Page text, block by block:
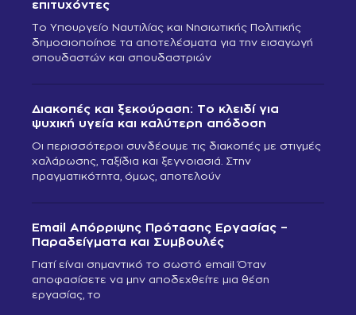
επιτυχόντες
Το Υπουργείο Ναυτιλίας και Νησιωτικής Πολιτικής
δημοσιοποίησε τα αποτελέσματα για την εισαγωγή
σπουδαστών και σπουδαστριών
Διακοπές και ξεκούραση: Το κλειδί για
ψυχική υγεία και καλύτερη απόδοση
Οι περισσότεροι συνδέουμε τις διακοπές με στιγμές
χαλάρωσης, ταξίδια και ξεγνοιασιά. Στην
πραγματικότητα, όμως, αποτελούν
Email Απόρριψης Πρότασης Εργασίας –
Παραδείγματα και Συμβουλές
Γιατί είναι σημαντικό το σωστό email Όταν
αποφασίσετε να μην αποδεχθείτε μια θέση
εργασίας, το